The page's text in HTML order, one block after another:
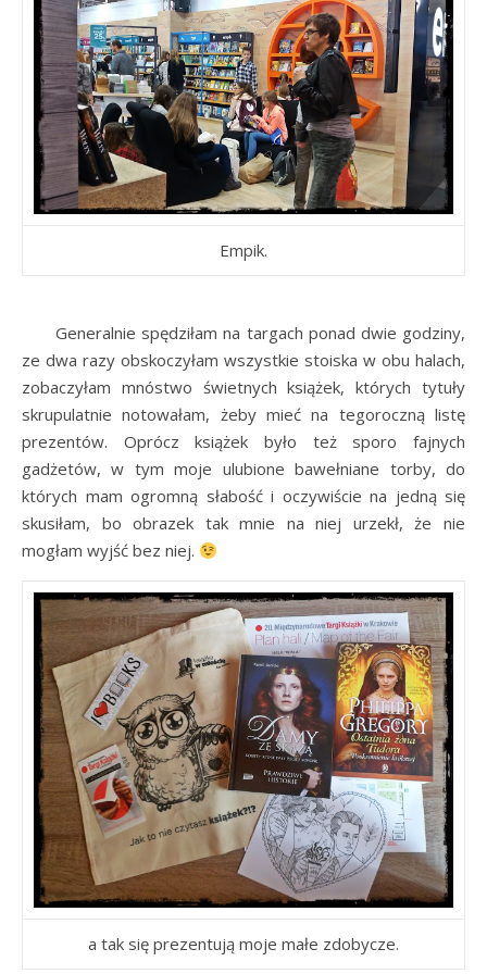
Empik.
Generalnie spędziłam na targach ponad dwie godziny,
ze dwa razy obskoczyłam wszystkie stoiska w obu halach,
zobaczyłam mnóstwo świetnych książek, których tytuły
skrupulatnie notowałam, żeby mieć na tegoroczną listę
prezentów. Oprócz książek było też sporo fajnych
gadżetów, w tym moje ulubione bawełniane torby, do
których mam ogromną słabość i oczywiście na jedną się
skusiłam, bo obrazek tak mnie na niej urzekł, że nie
mogłam wyjść bez niej.
a tak się prezentują moje małe zdobycze.